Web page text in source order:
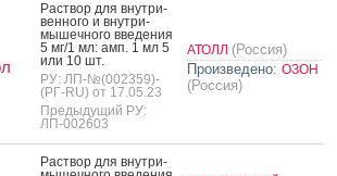
Рас­твор для внут­ри­
вен­но­го и внут­ри­
мышеч­но­го вве­дения
5 мг/1 мл: амп. 1 мл 5
или 10 шт.
РУ: ЛП-№(002359)-
(РГ-RU) от 17.05.23
Предыдущий РУ:
ЛП-002603
АТОЛЛ (Россия)
Произведено: ОЗОН
(Россия)
Рас­твор для внут­ри­